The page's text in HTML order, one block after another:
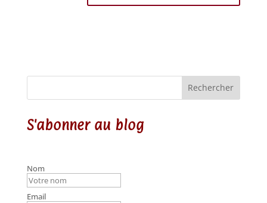
Rechercher
S'abonner au blog
Nom
Email